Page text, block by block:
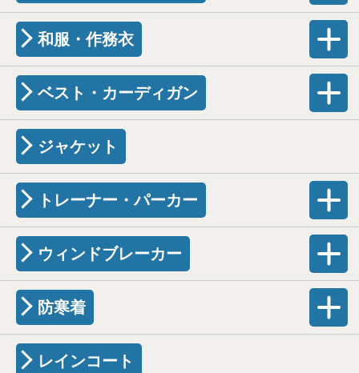
和服・作務衣
ベスト・カーディガン
ジャケット
トレーナー・パーカー
ウィンドブレーカー
防寒着
レインコート